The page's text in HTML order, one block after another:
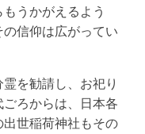
うかがえるよう
信仰は広がってい
を勧請し、お祀り
ろからは、日本各
世稲荷神社もその